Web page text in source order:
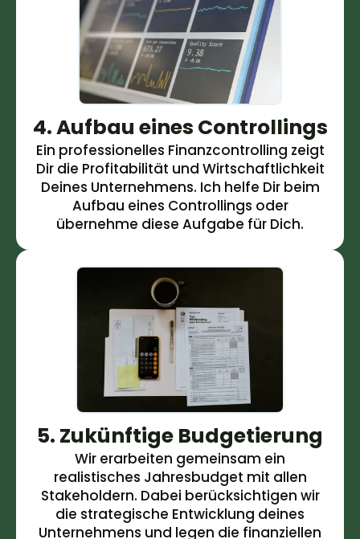
4. Aufbau eines Controllings
Ein professionelles Finanzcontrolling zeigt
Dir die Profitabilität und Wirtschaftlichkeit
Deines Unternehmens. Ich helfe Dir beim
Aufbau eines Controllings oder
übernehme diese Aufgabe für Dich.
5. Zukünftige Budgetierung
Wir erarbeiten gemeinsam ein
realistisches Jahresbudget mit allen
Stakeholdern. Dabei berücksichtigen wir
die strategische Entwicklung deines
Unternehmens und legen die finanziellen